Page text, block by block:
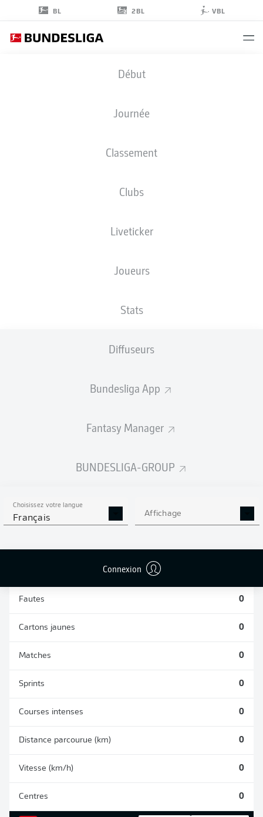
BL 2BL VBL
Début
Journée
Classement
Clubs
Liveticker
Joueurs
Stats
Diffuseurs
Bundesliga App
Fantasy Manager
BUNDESLIGA-GROUP
Choisissez votre langue
Français Affichage
Connexion
03.02.2005
STATS DE LA SAISON
Fautes 0
Cartons jaunes 0
Matches 0
Sprints 0
Courses intenses 0
Distance parcourue (km) 0
Vitesse (km/h) 0
Centres 0